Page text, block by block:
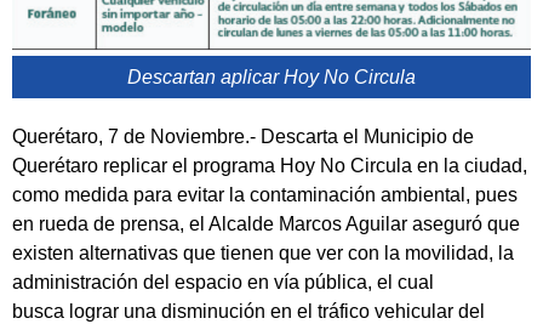
Descartan aplicar Hoy No Circula
Querétaro, 7 de Noviembre.- Descarta el Municipio de
Querétaro replicar el programa Hoy No Circula en la ciudad,
como medida para evitar la contaminación ambiental, pues
en rueda de prensa, el Alcalde Marcos Aguilar aseguró que
existen alternativas que tienen que ver con la movilidad, la
administración del espacio en vía pública, el cual
busca lograr una disminución en el tráfico vehicular del